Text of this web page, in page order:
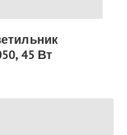
45 Вт